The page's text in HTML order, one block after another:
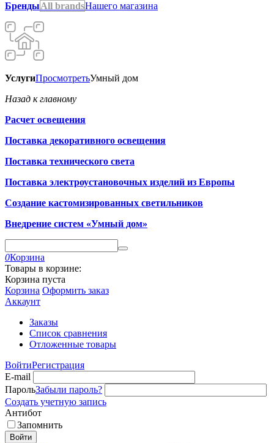
БрендыAll brandsНашего магазина
УслугиПросмотретьУмный дом
Назад к главному
Расчет освещения
Поставка декоративного освещения
Поставка технического света
Поставка электроустановочных изделий из Европы
Создание кастомизированных светильников
Внедрение систем «Умный дом»
0Корзина
Товары в корзине:
Корзина пуста
Корзина Оформить заказ
Аккаунт
Заказы
Список сравнения
Отложенные товары
ВойтиРегистрация
E-mail
ПарольЗабыли пароль?
Создать учетную запись
Антибот
Запомнить
Войти